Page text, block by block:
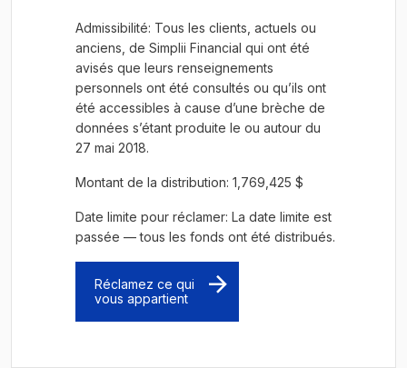
Admissibilité: Tous les clients, actuels ou
anciens, de Simplii Financial qui ont été
avisés que leurs renseignements
personnels ont été consultés ou qu’ils ont
été accessibles à cause d’une brèche de
données s’étant produite le ou autour du
27 mai 2018.
Montant de la distribution: 1,769,425 $
Date limite pour réclamer: La date limite est
passée — tous les fonds ont été distribués.
Réclamez ce qui
vous appartient